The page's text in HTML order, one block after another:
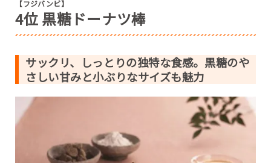
【フジバンビ】
4位 黒糖ドーナツ棒
サックリ、しっとりの独特な食感。黒糖のや
さしい甘みと小ぶりなサイズも魅力